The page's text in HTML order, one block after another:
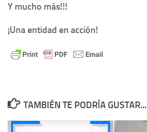
Y mucho más!!!
¡Una entidad en acción!
TAMBIÉN TE PODRÍA GUSTAR...